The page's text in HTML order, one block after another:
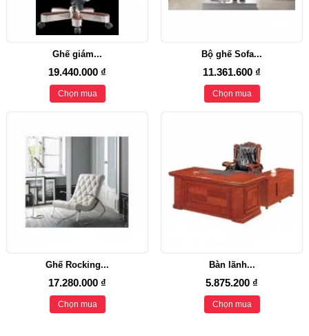
Ghế giám...
19.440.000 ₫
Chọn mua
Bộ ghế Sofa...
11.361.600 ₫
Chọn mua
Ghế Rocking...
17.280.000 ₫
Chọn mua
Bàn lãnh...
5.875.200 ₫
Chọn mua